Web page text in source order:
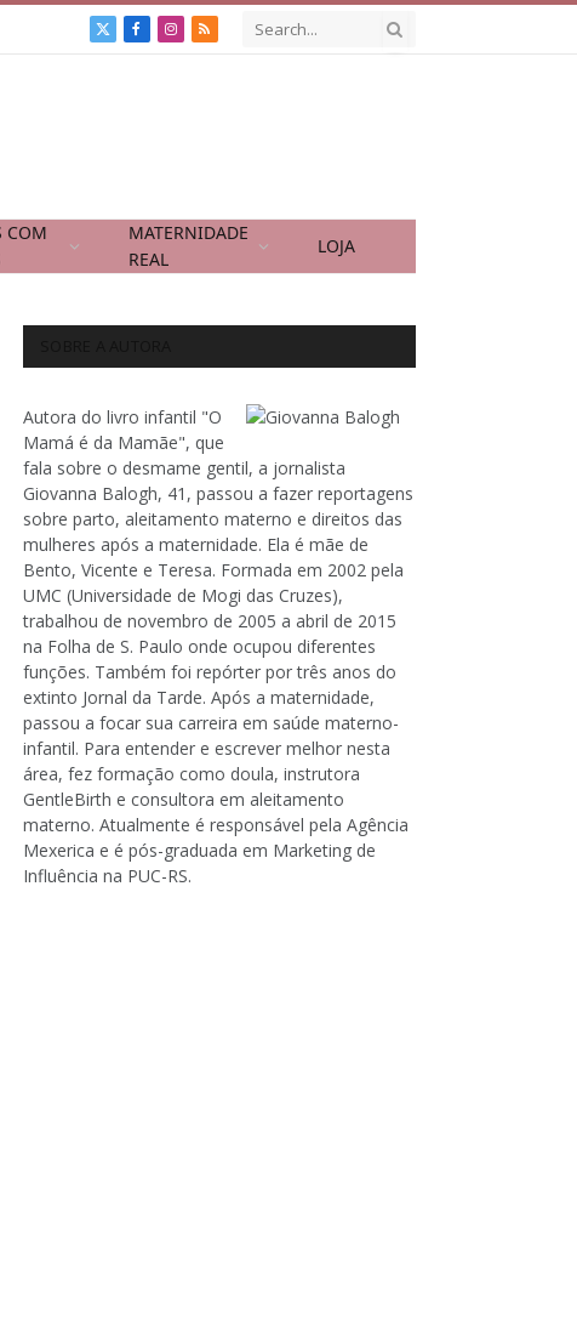
X
Facebook
Instagram
RSS
COM
MATERNIDADE
REAL
LOJA
Autora do livro infantil "O
Mamá é da Mamãe", que
fala sobre o desmame gentil, a jornalista
Giovanna Balogh, 41, passou a fazer reportagens
sobre parto, aleitamento materno e direitos das
mulheres após a maternidade. Ela é mãe de
Bento, Vicente e Teresa. Formada em 2002 pela
UMC (Universidade de Mogi das Cruzes),
trabalhou de novembro de 2005 a abril de 2015
na Folha de S. Paulo onde ocupou diferentes
funções. Também foi repórter por três anos do
extinto Jornal da Tarde. Após a maternidade,
passou a focar sua carreira em saúde materno-
infantil. Para entender e escrever melhor nesta
área, fez formação como doula, instrutora
GentleBirth e consultora em aleitamento
materno. Atualmente é responsável pela Agência
Mexerica e é pós-graduada em Marketing de
Influência na PUC-RS.